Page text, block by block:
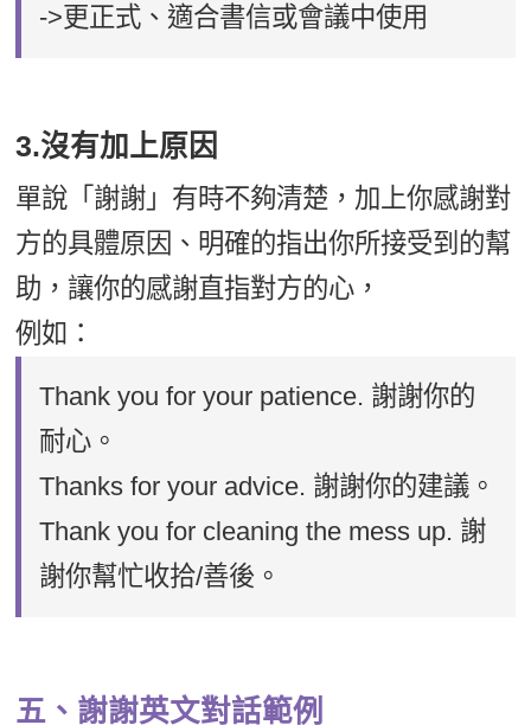
->更正式、適合書信或會議中使用
3.沒有加上原因
單說「謝謝」有時不夠清楚，加上你感謝對
方的具體原因、明確的指出你所接受到的幫
助，讓你的感謝直指對方的心，
例如：
Thank you for your patience. 謝謝你的
耐心。
Thanks for your advice. 謝謝你的建議。
Thank you for cleaning the mess up. 謝
謝你幫忙收拾/善後。
五、謝謝英文對話範例